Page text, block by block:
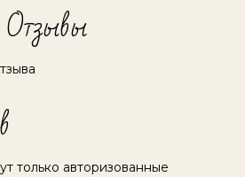
Отзывы
только авторизованные